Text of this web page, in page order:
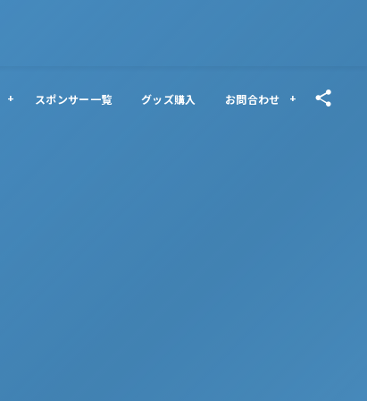
スポンサー一覧 グッズ購入 お問合わせ